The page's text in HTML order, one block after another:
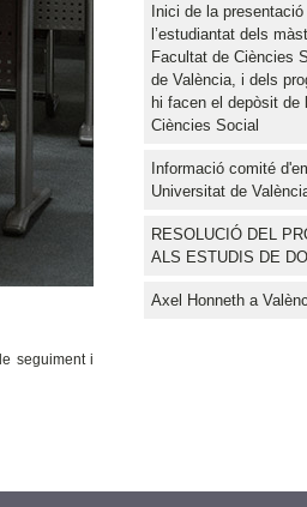
seguiment i
Inici de la
l’estudiantat dels
Facultat de Ciències
de València, i dels
hi facen el depòsit
Ciències Social
Informació comité
Universitat de
RESOLUCIÓ DEL
ALS ESTUDIS DE
Axel Honneth a